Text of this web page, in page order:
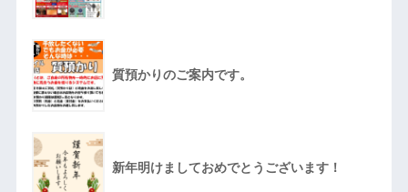
質預かりのご案内です。
新年明けましておめでとうございます！